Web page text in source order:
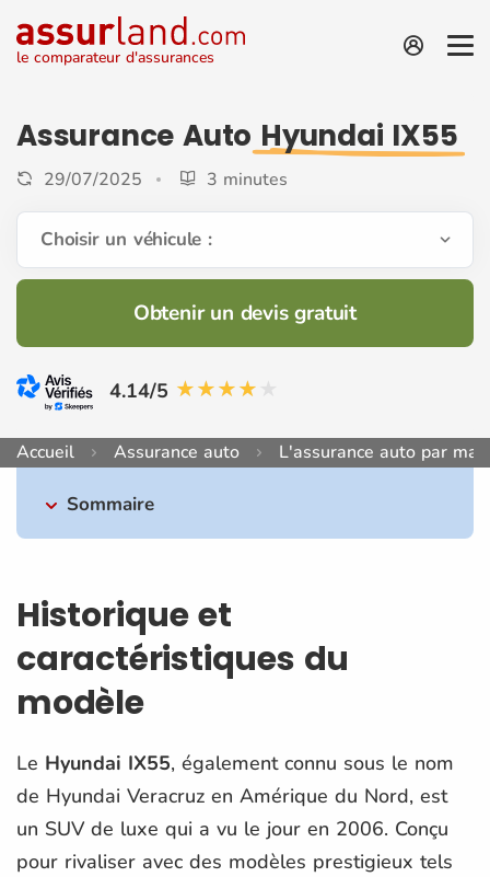
le comparateur d'assurances
Assurance Auto Hyundai IX55
29/07/2025 3 minutes
Choisir un véhicule :
Obtenir un devis gratuit
4.14/5
Accueil Assurance auto L'assurance auto par
Sommaire
Historique et
caractéristiques du
modèle
Le Hyundai IX55, également connu sous le nom
de Hyundai Veracruz en Amérique du Nord, est
un SUV de luxe qui a vu le jour en 2006. Conçu
pour rivaliser avec des modèles prestigieux tels